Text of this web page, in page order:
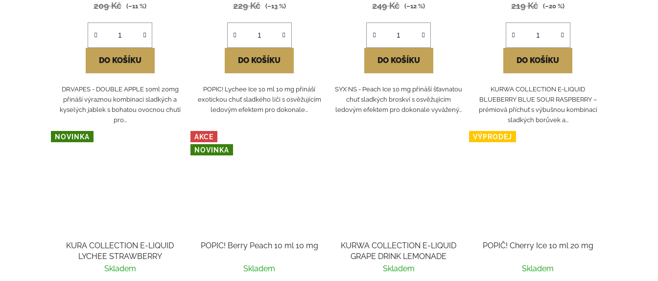
209 Kč (–11 %)
DO KOŠÍKU
DR.VAPES - DOUBLE APPLE 10ml 20mg
přináší výraznou kombinaci sladkých a
kyselých jablek s bohatou ovocnou chutí
pro...
229 Kč (–13 %)
DO KOŠÍKU
POPIC! Lychee Ice 10 ml 10 mg přináší
exotickou chuť sladkého liči s osvěžujícím
ledovým efektem pro dokonale...
249 Kč (–12 %)
DO KOŠÍKU
SYX NS - Peach Ice 10 mg přináší šťavnatou
chuť sladkých broskví s osvěžujícím
ledovým efektem pro dokonale vyvážený...
219 Kč (–20 %)
DO KOŠÍKU
KURWA COLLECTION E-LIQUID
BLUEBERRY BLUE SOUR RASPBERRY –
prémiová příchuť s výbušnou kombinací
sladkých borůvek a...
NOVINKA
KURA COLLECTION E-LIQUID
LYCHEE STRAWBERRY
Skladem
AKCE
NOVINKA
POPIC! Berry Peach 10 ml 10 mg
Skladem
KURWA COLLECTION E-LIQUID
GRAPE DRINK LEMONADE
Skladem
VÝPRODEJ
POPIČ! Cherry Ice 10 ml 20 mg
Skladem